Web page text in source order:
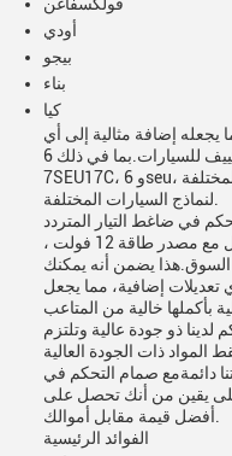
أودي
بيجو
بناء
كيا
إضافة مثالية إلى أي
نظام تكييف للسيارات.بما في ذلك 6seu12، 7SEU16C،
7SEU17C، و 6seu، وضمان أنه يمكن أن تلبي الاحتياجات المختلفة
في ضاغط التيار المتردد
هي توافقه في الجهد. تم تصميمه للعمل مع مصدر طاقة 12 فولت ،
يضمن أنه يمكنك
تعديلات إضافية، مما يجعل
ذو جودة عالية وتلتزم
المواد ذات الجودة العالية
دائمةمع صمام التحكم في
على يقين من أنك تحصل على
الفوائد الرئيسية